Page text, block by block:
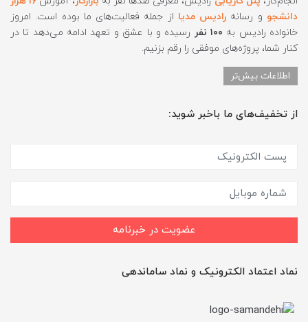
دانشجو و رسانه رادیس مدیا از جمله فعالیت‌های ما بوده است. امروز
خانواده رادیس به ۱۰۰ نفر
رسیده و با عشق و تعهد ادامه می‌دهد تا در
کنار شما، پروژه‌های موفقی را رقم بزنیم.
اطلاعات بیش‌تر
از تخفیف‌های ما باخبر شوید:
عضویت در خبرنامه
نماد اعتماد الکترونیک و نماد ساماندهی